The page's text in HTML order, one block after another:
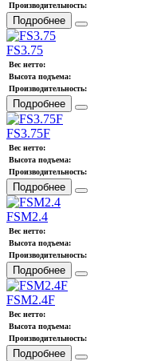
Производительность:
Подробнее
FS3.75
Вес нетто:
Высота подъема:
Производительность:
Подробнее
FS3.75F
Вес нетто:
Высота подъема:
Производительность:
Подробнее
FSM2.4
Вес нетто:
Высота подъема:
Производительность:
Подробнее
FSM2.4F
Вес нетто:
Высота подъема:
Производительность:
Подробнее